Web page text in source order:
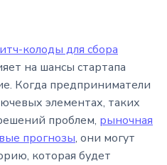
колоды для сбора
на шансы стартапа
Когда предприниматели
элементах, таких
проблем, рыночная
прогнозы, они могут
которая будет